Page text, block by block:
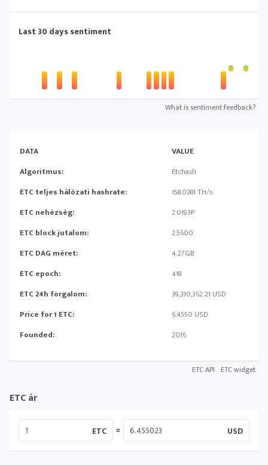
Last 30 days sentiment
What is sentiment feedback?
DATA
VALUE
Algoritmus:
Etchash
ETC teljes hálózati hashrate:
158.0381 TH/s
ETC nehézség:
2.0193P
ETC block jutalom:
2.5600
ETC DAG méret:
4.27GB
ETC epoch:
418
ETC 24h forgalom:
39,310,362.21 USD
Price for 1 ETC:
6.4550 USD
Founded:
2016
ETC API ETC widget
ETC ár
ETC = USD